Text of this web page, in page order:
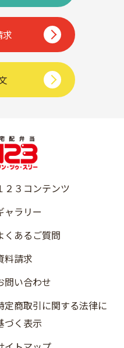
求
２３コンテンツ
ャラリー
くあるご質問
料請求
問い合わせ
定商取引に関する法律に
づく表示